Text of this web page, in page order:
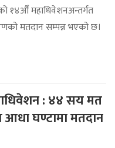
१४औँ महाधिवेशनअन्तर्गत
मतदान सम्पन्न भएको छ।
: ४४ सय मत
घण्टामा मतदान